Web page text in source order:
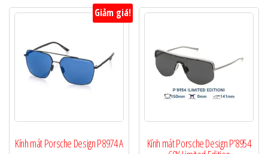
Giảm giá!
Kính mát Porsche Design P8974 A Kính mát Porsche Design P’8954